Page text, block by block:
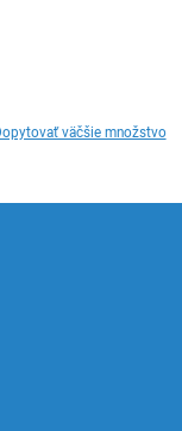
väčšie množstvo